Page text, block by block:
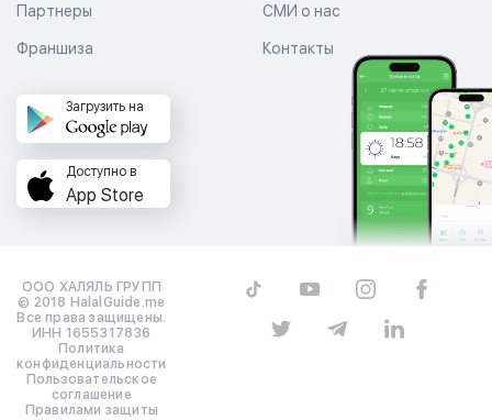
СМИ о нас
Контакты
Партнеры
Франшиза
Загрузить на
Доступно в
App Store
ООО ХАЛЯЛЬ ГРУПП
© 2018 HalalGuide.me
Все права защищены.
ИНН 1655317836
Политика
конфиденциальности
Пользовательское
соглашение
Правилами защиты